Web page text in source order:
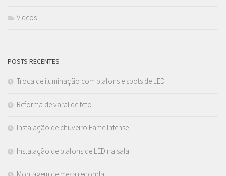
Videos
POSTS RECENTES
Troca de iluminação com plafons e spots de LED
Reforma de varal de teto
Instalação de chuveiro Fame Intense
Instalação de plafons de LED na sala